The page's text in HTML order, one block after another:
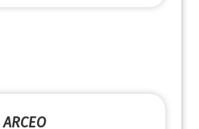
ARCEO